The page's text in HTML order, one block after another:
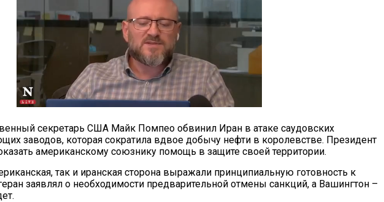
секретарь США Майк Помпео обвинил Иран в атаке саудовских
заводов, которая сократила вдвое добычу нефти в королевстве. Президент
американскому союзнику помощь в защите своей территории.
так и иранская сторона выражали принципиальную готовность к
заявлял о необходимости предварительной отмены санкций, а Вашингтон –